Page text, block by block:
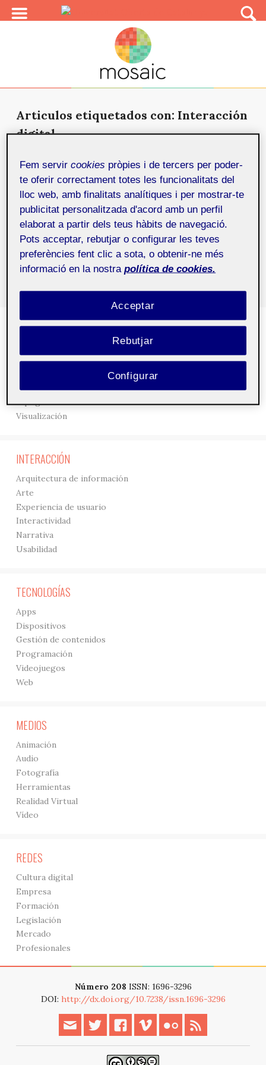
Articulos etiquetados con: Interacción
digital
Mobilitylab, 8 años de investigación
crítica e interacción digital
4 de
desembre de 2019
Mobilitylab es una plataforma creada por Efraín Foglia
y Jordi Sala en 2011 enfocada a la interacción digital...
DISEÑO
Creación
Interfaces
Tipografía
Visualización
INTERACCIÓN
Arquitectura de información
Arte
Experiencia de usuario
Interactividad
Narrativa
Usabilidad
TECNOLOGÍAS
Apps
Dispositivos
Gestión de contenidos
Programación
Videojuegos
Web
MEDIOS
Animación
Audio
Fotografía
Herramientas
Realidad Virtual
Vídeo
REDES
Cultura digital
Empresa
Formación
Legislación
Mercado
Profesionales
Número 208 ISSN: 1696-3296
DOI: http://dx.doi.org/10.7238/issn.1696-3296
Fem servircookies pròpies i de tercers per poder-
te oferir correctament totes les funcionalitats del
lloc web, amb finalitats analítiques i per mostrar-te
publicitat personalitzada d'acord amb un perfil
elaborat a partir dels teus hàbits de navegació.
Pots acceptar, rebutjar o configurar les teves
preferències fent clic a sota, o obtenir-ne més
informació en la nostra política de cookies.
Rebutjar
Acceptar
Configurar